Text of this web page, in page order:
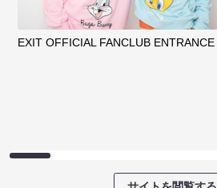
EXIT OFFICIAL FANCLUB ENTRANCE